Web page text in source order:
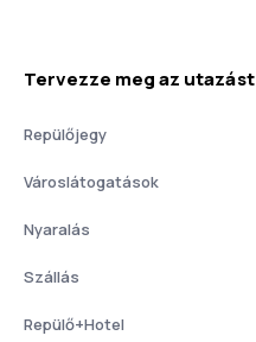
Tervezze meg az utazást
Repülőjegy
Városlátogatások
Nyaralás
Szállás
Repülő+Hotel